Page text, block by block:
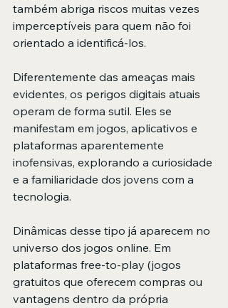
também abriga riscos muitas vezes
imperceptíveis para quem não foi
orientado a identificá-los.
Diferentemente das ameaças mais
evidentes, os perigos digitais atuais
operam de forma sutil. Eles se
manifestam em jogos, aplicativos e
plataformas aparentemente
inofensivas, explorando a curiosidade
e a familiaridade dos jovens com a
tecnologia.
Dinâmicas desse tipo já aparecem no
universo dos jogos online. Em
plataformas free-to-play (jogos
gratuitos que oferecem compras ou
vantagens dentro da própria